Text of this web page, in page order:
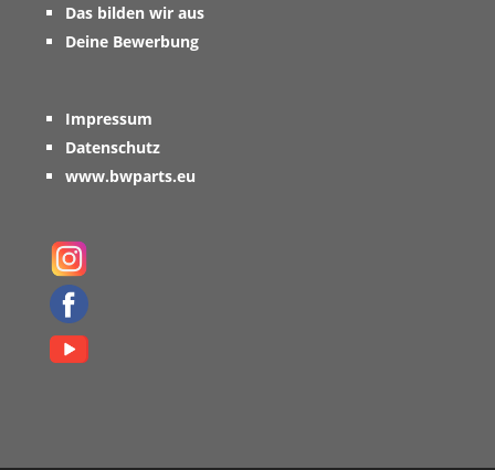
Das bilden wir aus
Deine Bewerbung
Impressum
Datenschutz
www.bwparts.eu